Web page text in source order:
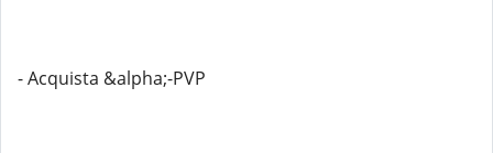
- Acquista &alpha;-PVP